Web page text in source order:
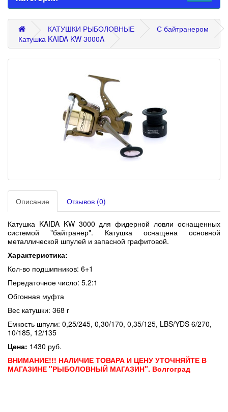
КАТУШКИ РЫБОЛОВНЫЕ
С байтранером
Катушка KAIDA KW 3000A
Описание Отзывов (0)
Катушка KAIDA KW 3000 для фидерной ловли оснащенных
системой "байтранер". Катушка оснащена основной
металлической шпулей и запасной графитовой.
Характеристика:
Кол-во подшипников: 6+1
Передаточное число: 5.2:1
Обгонная муфта
Вес катушки: 368 г
Емкость шпули: 0,25/245, 0,30/170, 0,35/125, LBS/YDS 6/270,
10/185, 12/135
Цена: 1430 руб.
ВНИМАНИЕ!!! НАЛИЧИЕ ТОВАРА И ЦЕНУ УТОЧНЯЙТЕ В
МАГАЗИНЕ "РЫБОЛОВНЫЙ МАГАЗИН". Волгоград